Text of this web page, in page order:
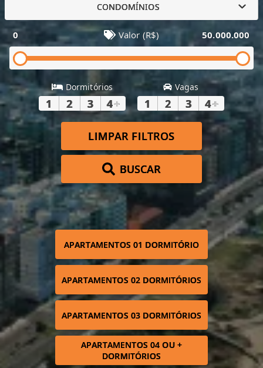
CONDOMÍNIOS
0 Valor (R$) 50.000.000
Dormitórios
1 2 3 4+
Vagas
1 2 3 4+
LIMPAR FILTROS
BUSCAR
APARTAMENTOS 01 DORMITÓRIO
APARTAMENTOS 02 DORMITÓRIOS
APARTAMENTOS 03 DORMITÓRIOS
APARTAMENTOS 04 OU +
DORMITÓRIOS